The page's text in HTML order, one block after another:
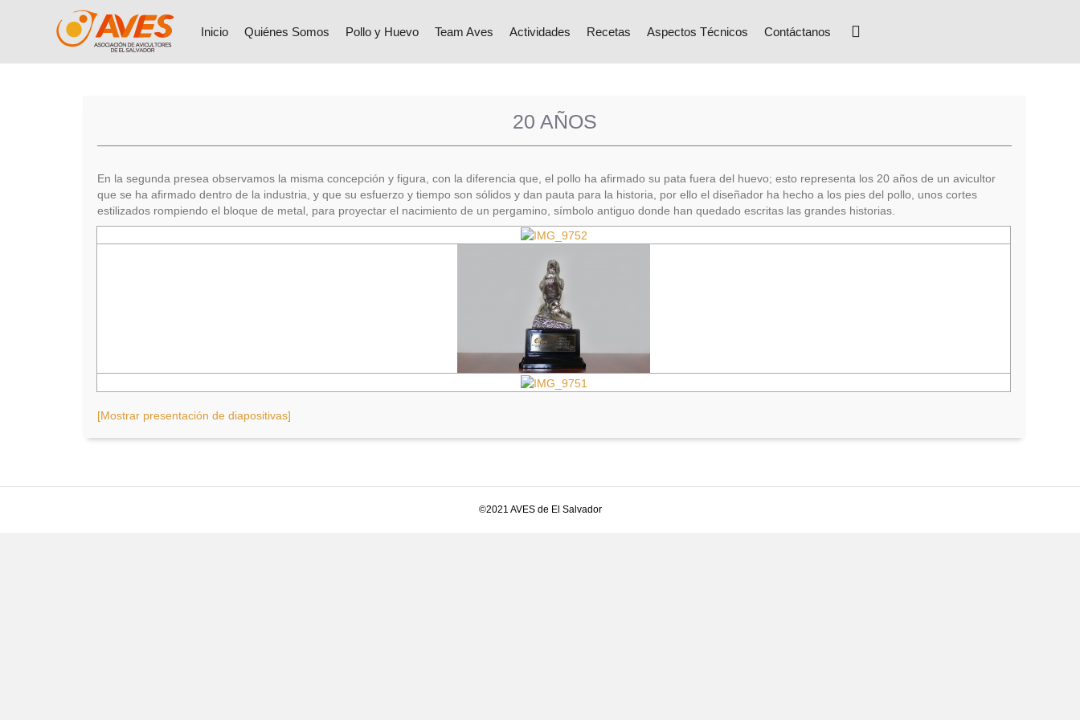
Inicio Quiénes Somos Pollo y Huevo Team Aves Actividades Recetas Aspectos Técnicos Contáctanos
20 AÑOS
En la segunda presea observamos la misma concepción y figura, con la diferencia que, el pollo ha afirmado su pata fuera del huevo; esto representa los 20 años de un avicultor
que se ha afirmado dentro de la industria, y que su esfuerzo y tiempo son sólidos y dan pauta para la historia, por ello el diseñador ha hecho a los pies del pollo, unos cortes
estilizados rompiendo el bloque de metal, para proyectar el nacimiento de un pergamino, símbolo antiguo donde han quedado escritas las grandes historias.
[Mostrar presentación de diapositivas]
©2021 AVES de El Salvador